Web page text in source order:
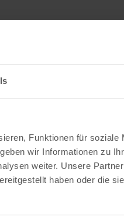
Funktionen für soziale
wir Informationen zu
weiter. Unsere
haben oder die